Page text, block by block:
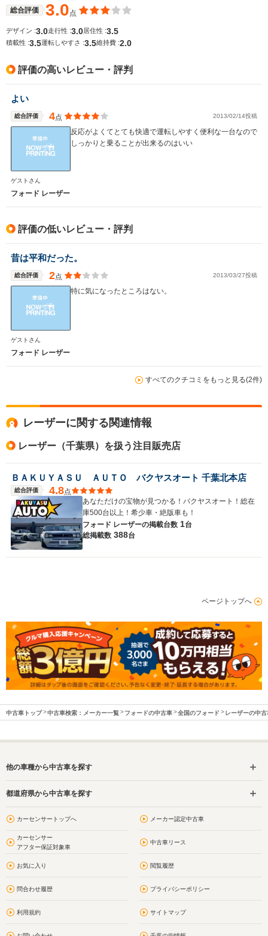
総合評価 3.0点
デザイン :3.0走行性 :3.0 居住性 :3.5
積載性 :3.5運転しやすさ :3.5維持費 :2.0
評価の高いレビュー・評判
よい
総合評価 4点 2013/02/14投稿
反応がよくてとても快適で運転しやすく便利な一台なので
しっかりと乗ることが出来るのはいい
ゲストさん
フォード レーザー
評価の低いレビュー・評判
昔は平和だった。
総合評価 2点 2013/03/27投稿
特に気になったところはない。
ゲストさん
フォード レーザー
すべてのクチコミをもっと見る(2件)
レーザーに関する関連情報
レーザー（千葉県）を扱う注目販売店
ＢＡＫＵＹＡＳＵ ＡＵＴＯ バクヤスオート 千葉北本店
総合評価 4.8点
あなただけの宝物が見つかる！バクヤスオート！総在
庫500台以上！希少車・絶版車も！
フォード レーザーの掲載台数 1台
総掲載数 388台
ページトップへ
中古車トップ 中古車検索：メーカー一覧 フォードの中古車 全国のフォード レーザーの中古
他の車種から中古車を探す
都道府県から中古車を探す
カーセンサートップへ メーカー認定中古車
カーセンサー
アフター保証対象車
中古車リース
お気に入り 閲覧履歴
問合わせ履歴 プライバシーポリシー
利用規約 サイトマップ